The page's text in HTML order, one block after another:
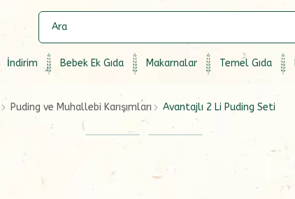
İndirim Bebek Ek Gıda Makarnalar Temel Gıda
Puding ve Muhallebi Karışımları Avantajlı 2 Li Puding Seti